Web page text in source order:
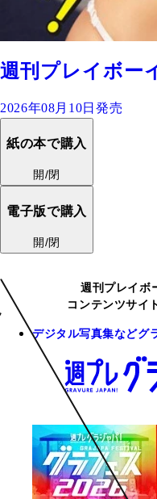
週刊プレイボー
2026年08月10日発売
紙の本で購入
開/閉
電子版で購入
開/閉
週刊プレイボ
コンテンツサイ
デジタル写真集などグ